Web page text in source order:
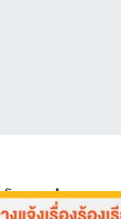
นนยอ อำเภอ ชุ